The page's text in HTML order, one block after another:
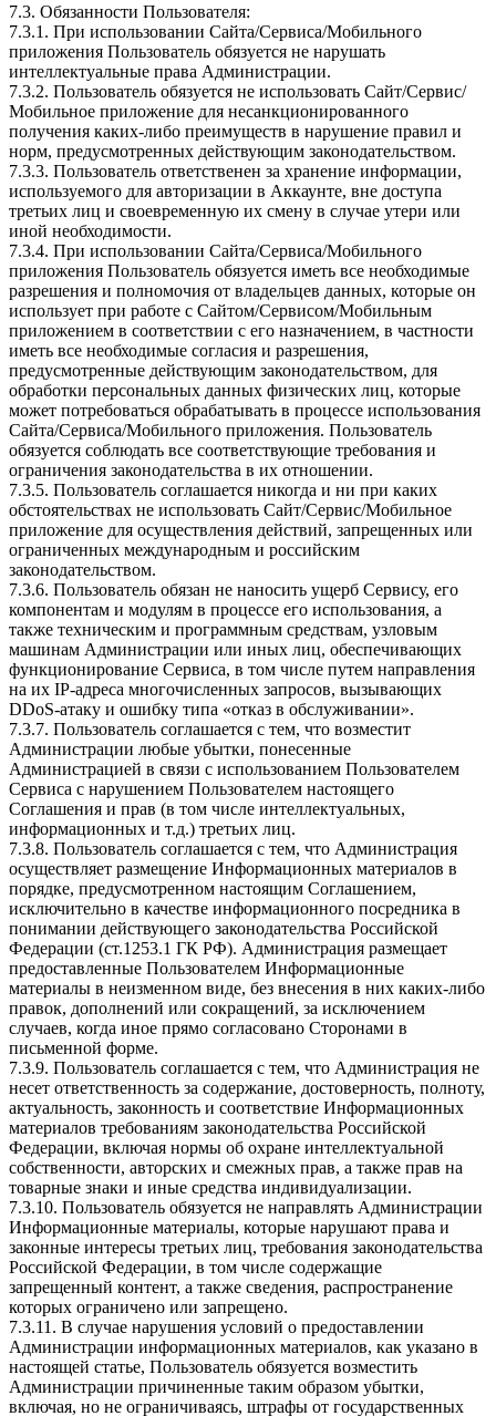
7.3. Обязанности Пользователя:
7.3.1. При использовании Сайта/Сервиса/Мобильного
приложения Пользователь обязуется не нарушать
интеллектуальные права Администрации.
7.3.2. Пользователь обязуется не использовать Сайт/Сервис/
Мобильное приложение для несанкционированного
получения каких-либо преимуществ в нарушение правил и
норм, предусмотренных действующим законодательством.
7.3.3. Пользователь ответственен за хранение информации,
используемого для авторизации в Аккаунте, вне доступа
третьих лиц и своевременную их смену в случае утери или
иной необходимости.
7.3.4. При использовании Сайта/Сервиса/Мобильного
приложения Пользователь обязуется иметь все необходимые
разрешения и полномочия от владельцев данных, которые он
использует при работе с Сайтом/Сервисом/Мобильным
приложением в соответствии с его назначением, в частности
иметь все необходимые согласия и разрешения,
предусмотренные действующим законодательством, для
обработки персональных данных физических лиц, которые
может потребоваться обрабатывать в процессе использования
Сайта/Сервиса/Мобильного приложения. Пользователь
обязуется соблюдать все соответствующие требования и
ограничения законодательства в их отношении.
7.3.5. Пользователь соглашается никогда и ни при каких
обстоятельствах не использовать Сайт/Сервис/Мобильное
приложение для осуществления действий, запрещенных или
ограниченных международным и российским
законодательством.
7.3.6. Пользователь обязан не наносить ущерб Сервису, его
компонентам и модулям в процессе его использования, а
также техническим и программным средствам, узловым
машинам Администрации или иных лиц, обеспечивающих
функционирование Сервиса, в том числе путем направления
на их IP-адреса многочисленных запросов, вызывающих
DDoS-атаку и ошибку типа «отказ в обслуживании».
7.3.7. Пользователь соглашается с тем, что возместит
Администрации любые убытки, понесенные
Администрацией в связи с использованием Пользователем
Сервиса c нарушением Пользователем настоящего
Соглашения и прав (в том числе интеллектуальных,
информационных и т.д.) третьих лиц.
7.3.8. Пользователь соглашается с тем, что Администрация
осуществляет размещение Информационных материалов в
порядке, предусмотренном настоящим Соглашением,
исключительно в качестве информационного посредника в
понимании действующего законодательства Российской
Федерации (ст.1253.1 ГК РФ). Администрация размещает
предоставленные Пользователем Информационные
материалы в неизменном виде, без внесения в них каких-либо
правок, дополнений или сокращений, за исключением
случаев, когда иное прямо согласовано Сторонами в
письменной форме.
7.3.9. Пользователь соглашается с тем, что Администрация не
несет ответственность за содержание, достоверность, полноту,
актуальность, законность и соответствие Информационных
материалов требованиям законодательства Российской
Федерации, включая нормы об охране интеллектуальной
собственности, авторских и смежных прав, а также прав на
товарные знаки и иные средства индивидуализации.
7.3.10. Пользователь обязуется не направлять Администрации
Информационные материалы, которые нарушают права и
законные интересы третьих лиц, требования законодательства
Российской Федерации, в том числе содержащие
запрещенный контент, а также сведения, распространение
которых ограничено или запрещено.
7.3.11. В случае нарушения условий о предоставлении
Администрации информационных материалов, как указано в
настоящей статье, Пользователь обязуется возместить
Администрации причиненные таким образом убытки,
включая, но не ограничиваясь, штрафы от государственных